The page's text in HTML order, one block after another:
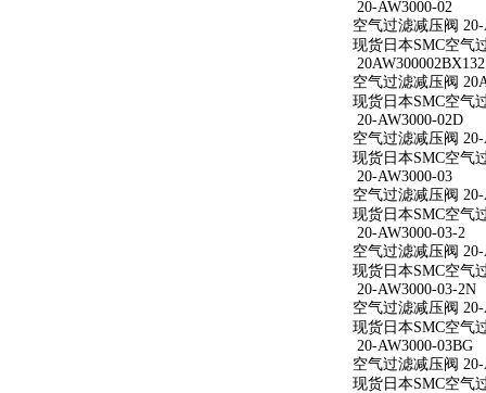
20-AW3000-02
空气过滤减压阀 20-
现货日本SMC空气
20AW300002BX132
空气过滤减压阀
现货日本SMC空气
20-AW3000-02D
空气过滤减压阀 20-
现货日本SMC空气
20-AW3000-03
空气过滤减压阀 20-
现货日本SMC空气
20-AW3000-03-2
空气过滤减压阀 20-
现货日本SMC空气
20-AW3000-03-2N
空气过滤减压阀
现货日本SMC空气
20-AW3000-03BG
空气过滤减压阀 20-
现货日本SMC空气